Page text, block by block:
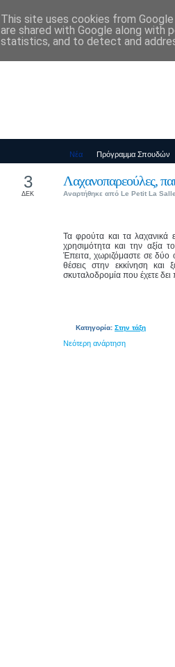
Παιδικός
Νέα Πρόγραμμα Σπουδών
Λαχανοπαρεούλες,
Αναρτήθηκε από Le Petit La Salle
3
ΔΕΚ
Τα φρούτα και τα λαχανικά
χρησιμότητα και την αξία
Έπειτα, χωριζόμαστε σε δύο
θέσεις στην εκκίνηση και
σκυταλοδρομία που έχετε δει
Κατηγορία: Στην τάξη
Νεότερη ανάρτηση
This site uses cookies from
are shared with Google along with
statistics, and to detect and